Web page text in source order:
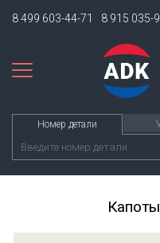
8 499 603-44-71 8 915 035-
Номер детали